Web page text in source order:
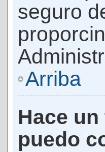
seguro
Arriba
Hace
puedo